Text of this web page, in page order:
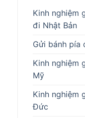
Kinh nghiệm
đi Nhật Bản
Gửi bánh pía
Kinh nghiệm
Mỹ
Kinh nghiệm
Đức